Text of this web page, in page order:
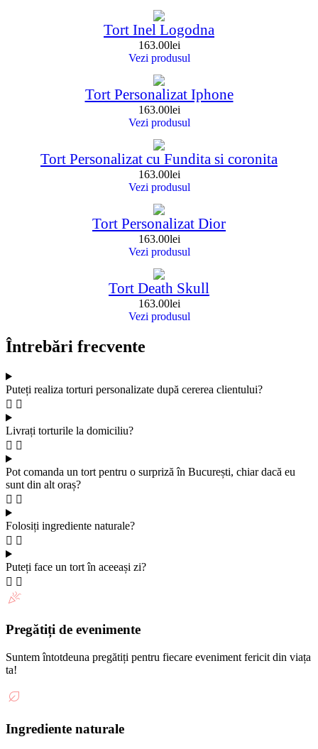
Tort Inel Logodna
163.00lei
Vezi produsul
Tort Personalizat Iphone
163.00lei
Vezi produsul
Tort Personalizat cu Fundita si coronita
163.00lei
Vezi produsul
Tort Personalizat Dior
163.00lei
Vezi produsul
Tort Death Skull
163.00lei
Vezi produsul
Întrebări frecvente
Puteți realiza torturi personalizate după cererea clientului?
Livrați torturile la domiciliu?
Pot comanda un tort pentru o surpriză în București, chiar dacă eu
sunt din alt oraș?
Folosiți ingrediente naturale?
Puteți face un tort în aceeași zi?
Pregătiți de evenimente
Suntem întotdeuna pregătiți pentru fiecare eveniment fericit din viața
ta!
Ingrediente naturale